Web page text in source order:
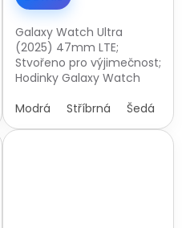
Galaxy Watch Ultra
(2025) 47mm LTE;
Stvořeno pro výjimečnost;
Hodinky Galaxy Watch
velikosti 47 mm, pouzdro
Modrá Stříbrná Šedá